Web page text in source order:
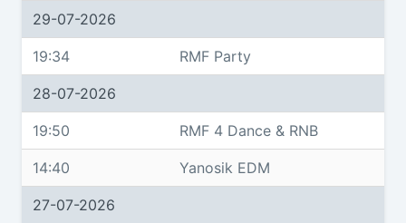
29-07-2026
19:34 RMF Party
28-07-2026
19:50 RMF 4 Dance & RNB
14:40 Yanosik EDM
27-07-2026